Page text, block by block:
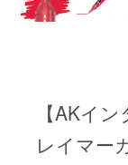
【AKイ
レイマー